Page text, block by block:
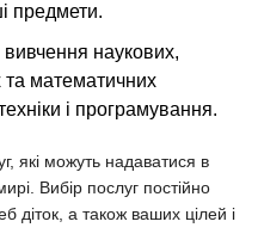
предмети.
вивчення наукових,
та математичних
і програмування.
які можуть надаватися в
Вибір послуг постійно
діток, а також ваших цілей і